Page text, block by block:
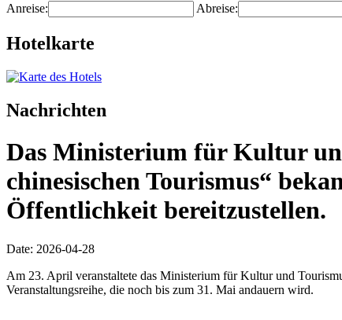
Anreise:
Abreise:
Hotelkarte
Nachrichten
Das Ministerium für Kultur
chinesischen Tourismus“
Öffentlichkeit bereitzustellen.
Date: 2026-04-28
Am 23. April veranstaltete das Ministerium für Kultur und
Veranstaltungsreihe, die noch bis zum 31. Mai andauern wird.